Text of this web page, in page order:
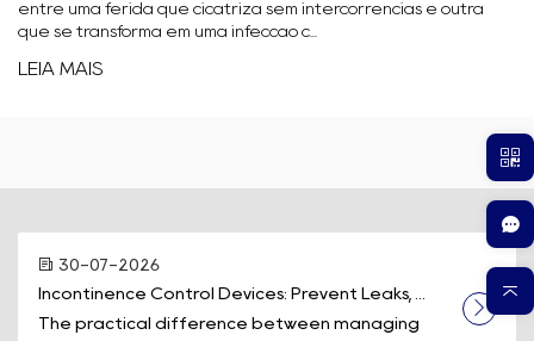
entre uma ferida que cicatriza sem intercorrências e outra
que se transforma em uma infecção c...
LEIA MAIS
30-07-2026
Incontinence Control Devices: Prevent Leaks, ...
The practical difference between managing